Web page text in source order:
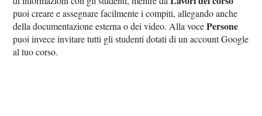
puoi creare e assegnare facilmente i compiti, allegando anche
della documentazione esterna o dei video. Alla vocePersone
puoi invece invitare tutti gli studenti dotati di un account Google
al tuo corso.